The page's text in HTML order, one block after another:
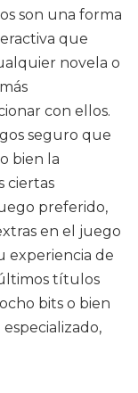
son una forma
que
novela o
con ellos.
seguro que
bien la
ciertas
preferido,
en el juego
experiencia de
títulos
bits o bien